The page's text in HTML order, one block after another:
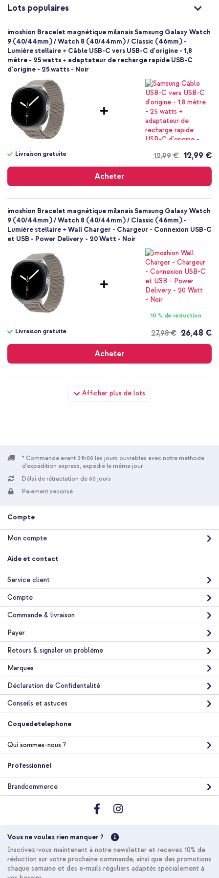
Lots populaires
Afficher plus de lots
imoshion Bracelet magnétique milanais Samsung Galaxy Watch
9 (40/44mm) / Watch 8 (40/44mm) / Classic (46mm) -
Lumière stellaire + Câble USB-C vers USB-C d'origine - 1,8
mètre - 25 watts + adaptateur de recharge rapide USB-C
d'origine - 25 watts - Noir
12,99 €
Livraison gratuite 12,99 €
Acheter
gratuite
imoshion Bracelet magnétique milanais Samsung Galaxy Watch
9 (40/44mm) / Watch 8 (40/44mm) / Classic (46mm) -
Lumière stellaire + Wall Charger - Chargeur - Connexion USB-C
et USB - Power Delivery - 20 Watt - Noir
10 % de réduction
27,98 €
Livraison gratuite 26,48 €
Acheter
gratuite
imoshion Bracelet magnétique milanais Samsung Galaxy Watch
9 (40/44mm) / Watch 8 (40/44mm) / Classic (46mm) -
Acheter
Livraison
gratuite
* Commandé avant 21h00 les jours ouvrables avec notre méthode
d'expédition express, expédié le même jour.
Délai de rétractation de 60 jours
Paiement sécurisé
Compte
Mon compte
Aide et contact
Service client
Compte
Commande & livraison
Payer
Retours & signaler un problème
Marques
Déclaration de Confidentalité
Conseils et astuces
Coquedetelephone
Qui sommes-nous ?
Professionnel
Brandcommerce
Vous ne voulez rien manquer ?
Inscrivez-vous maintenant à notre newsletter et recevez 10% de
réduction sur votre prochaine commande, ainsi que des promotions
chaque semaine et des e-mails réguliers adaptés spécialement à